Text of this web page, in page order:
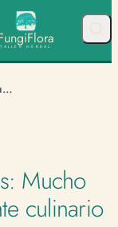
ungiFlora
TALLER HERBAL
Beneficios de las Setas: Mucho más que un ingrediente culinario
Mucho
culinario